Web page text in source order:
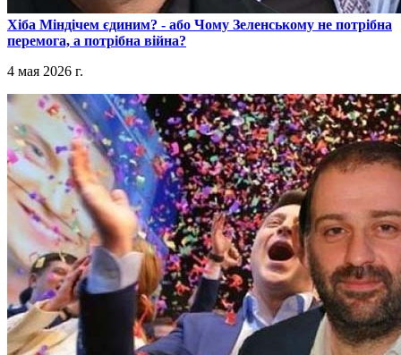
​Хіба Міндічем єдиним? - або Чому Зеленському не потрібна
перемога, а потрібна війна?
4 мая 2026 г.